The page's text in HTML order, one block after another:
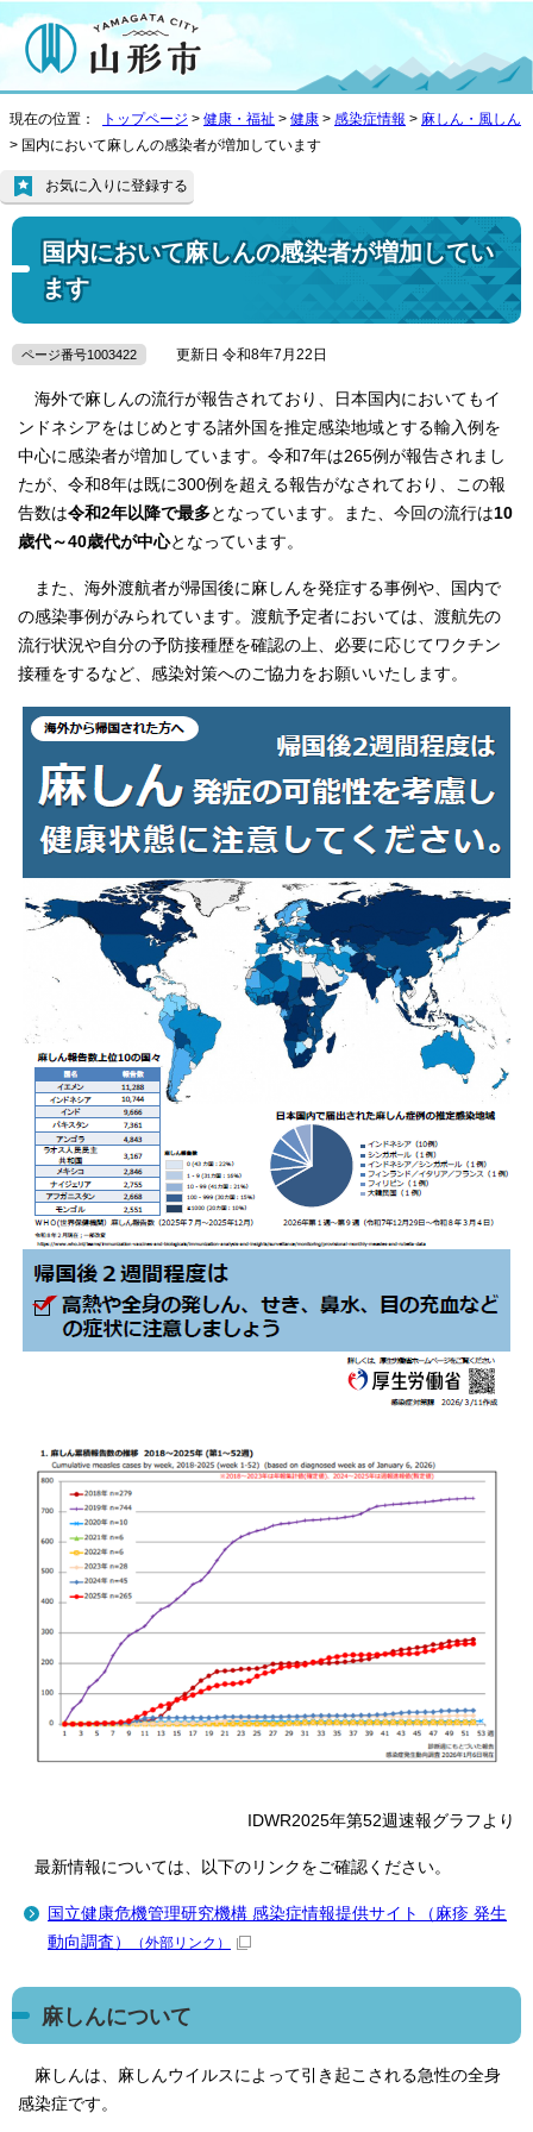
現在の位置： トップページ > 健康・福祉 > 健康 > 感染症情報 > 麻しん・風しん
> 国内において麻しんの感染者が増加しています
国内において麻しんの感染者が増加してい
ます
お気に入りに登録する
ページ番号1003422 更新日 令和8年7月22日
海外で麻しんの流行が報告されており、日本国内においてもイ
ンドネシアをはじめとする諸外国を推定感染地域とする輸入例を
中心に感染者が増加しています。令和7年は265例が報告されまし
たが、令和8年は既に300例を超える報告がなされており、この報
告数は令和2年以降で最多となっています。また、今回の流行は10
歳代～40歳代が中心となっています。
また、海外渡航者が帰国後に麻しんを発症する事例や、国内で
の感染事例がみられています。渡航予定者においては、渡航先の
流行状況や自分の予防接種歴を確認の上、必要に応じてワクチン
接種をするなど、感染対策へのご協力をお願いいたします。
IDWR2025年第52週速報グラフより
最新情報については、以下のリンクをご確認ください。
国立健康危機管理研究機構 感染症情報提供サイト（麻疹 発生
動向調査）
（外部リンク）
麻しんについて
麻しんは、麻しんウイルスによって引き起こされる急性の全身
感染症です。